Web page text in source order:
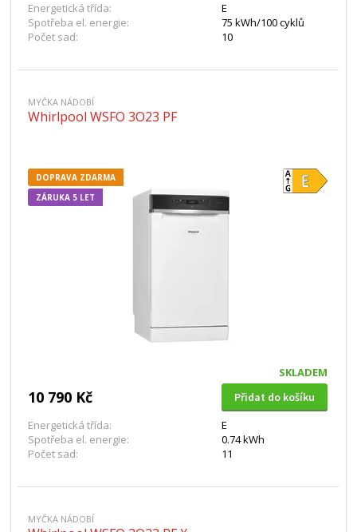
Energetická třída:
E
Spotřeba el. energie:
75 kWh/100 cyklů
Počet sad:
10
MYČKA NÁDOBÍ
Whirlpool WSFO 3O23 PF
DOPRAVA ZDARMA
ZÁRUKA 5 LET
SKLADEM
10 790 Kč
Přidat do košíku
Energetická třída:
E
Spotřeba el. energie:
0.74 kWh
Počet sad:
11
MYČKA NÁDOBÍ